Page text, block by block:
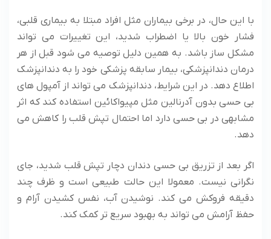
با این حال، در برخی بیماران مثل افراد مبتلا به بیماری قلبی،
فشار خون بالا یا اضطراب شدید، این تغییرات می‌ تواند
مشکل‌ ساز باشد. به همین دلیل توصیه می ‌شود قبل از هر
درمان دندانپزشکی، بیمار سابقه پزشکی خود را به دندانپزشک
اطلاع دهد. در این شرایط، دندانپزشک می ‌تواند از آمپول‌ های
بی حسی بدون آدرنالین مثل مپیواکائین استفاده کند که اثر
مشابهی در بی حسی دارد اما احتمال تپش قلب را کاهش می
‌دهد.
اگر بعد از تزریق بی حسی دندان دچار تپش قلب شدید، جای
نگرانی نیست. معمولا این حالت طبیعی است و ظرف چند
دقیقه فروکش می ‌کند. نوشیدن آب، نفس کشیدن آرام و
حفظ آرامش می ‌تواند به بهبود سریع‌ تر کمک کند.